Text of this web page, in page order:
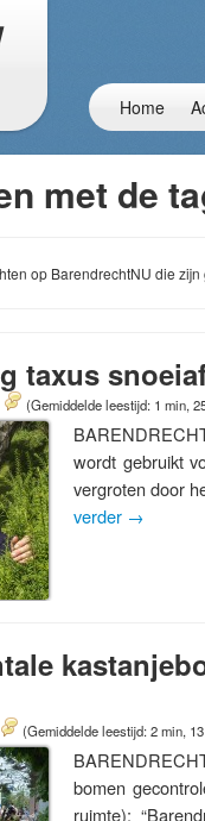
Home
met de
op BarendrechtNU die
taxus
(Gemiddelde leestijd: 1 min,
wordt gebruikt
vergroten door
verder →
(Gemiddelde leestijd: 2 min,
bomen
ruimte):